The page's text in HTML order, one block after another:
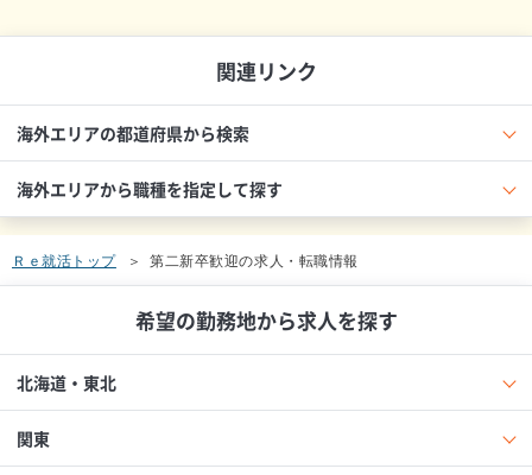
関連リンク
海外エリアの都道府県から検索
海外エリアから職種を指定して探す
Ｒｅ就活トップ 第二新卒歓迎の求人・転職情報
希望の勤務地から求人を探す
北海道・東北
関東